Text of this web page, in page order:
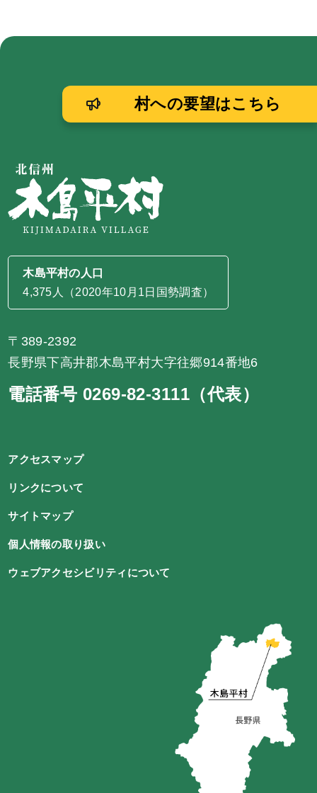
木島平村の人口
4,375人（2020年10月1日国勢調査）
〒389-2392
長野県下高井郡木島平村大字往郷914番地6
電話番号 0269-82-3111（代表）
村への要望はこちら
アクセスマップ
リンクについて
サイトマップ
個人情報の取り扱い
ウェブアクセシビリティについて